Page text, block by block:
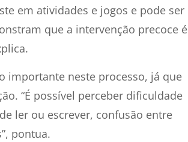
em atividades e jogos e pode ser
que a intervenção precoce é
importante neste processo, já que
“É possível perceber dificuldade
ler ou escrever, confusão entre
pontua.